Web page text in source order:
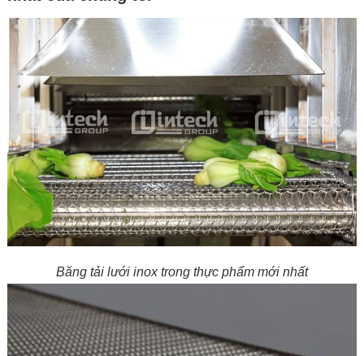
Băng tải lưới inox trong thực phẩm mới nhất